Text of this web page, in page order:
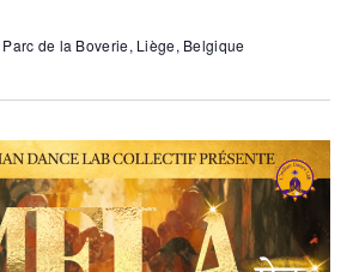
Parc de la Boverie, Liège, Belgique